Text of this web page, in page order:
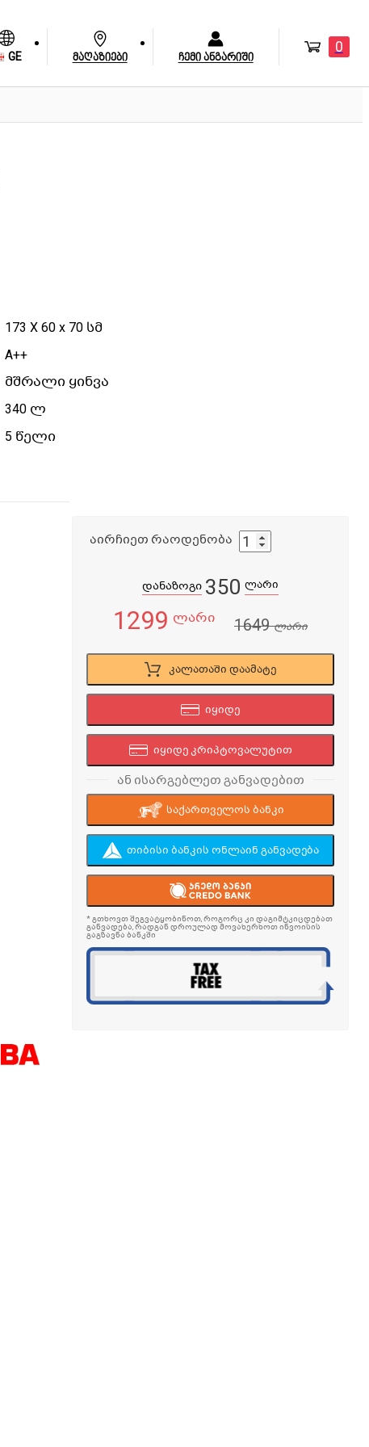
GE მაღაზიები ჩემი ანგარიში
0
173 X 60 x 70 სმ
A++
მშრალი ყინვა
340 ლ
5 წელი
აირჩიეთ რაოდენობა
დანაზოგი 350 ლარი
1299 ლარი 1649ლარი
კალათაში დაამატე
იყიდე
იყიდე კრიპტოვალუტით
ან ისარგებლეთ განვადებით
საქართველოს ბანკი
თიბისი ბანკის ონლაინ განვადება
* გთხოვთ შეგვატყობინოთ, როგორც კი დაგიმტკიცდებათ
განვადება, რადგან დროულად მოვახერხოთ ინვოისის
გაგზავნა ბანკში